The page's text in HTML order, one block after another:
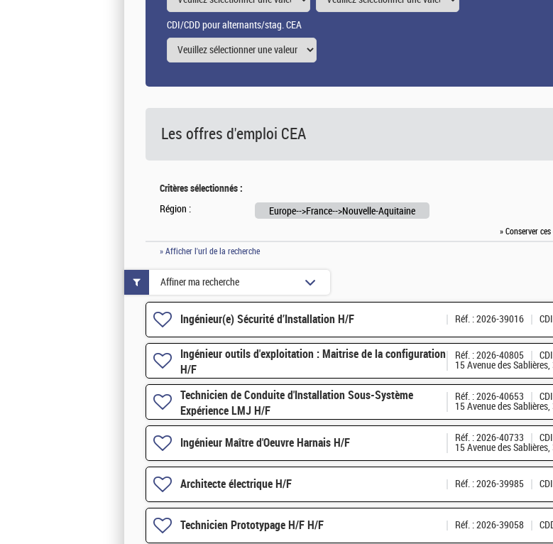
CDI/CDD pour alternants/stag. CEA
Les offres d'emploi CEA
Critères sélectionnés :
Région : Europe-->France-->Nouvelle-Aquitaine
» Conserver
» Afficher l'url de la recherche
Ingénieur(e) Sécurité d’Installation H/F Réf. : 2026-39016 CDI
Ingénieur outils d'exploitation : Maitrise de la configuration
H/F
Réf. : 2026-40805 CDI
15 Avenue des
Technicien de Conduite d'Installation Sous-Système
Expérience LMJ H/F
Réf. : 2026-40653 CDI
15 Avenue des
Ingénieur Maître d'Oeuvre Harnais H/F Réf. : 2026-40733 CDI
15 Avenue des
Architecte électrique H/F Réf. : 2026-39985 CDI
Technicien Prototypage H/F H/F Réf. : 2026-39058
Affiner ma recherche